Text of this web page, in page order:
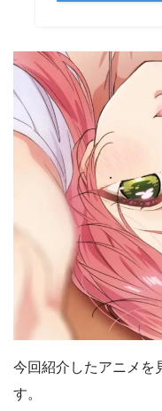
今回紹介したアニメを
す。